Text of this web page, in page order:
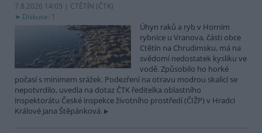
7.8.2026 14:05 | CTĚTÍN (ČTK)
Diskuse: 1
Úhyn raků a ryb v Horním
rybníce u Vranova, části obce
Ctětín na Chrudimsku, má na
svědomí nedostatek kyslíku ve
vodě. Způsobilo ho horké
počasí s minimem srážek. Podezření na otravu modrou skalicí se
nepotvrdilo, uvedla na dotaz ČTK ředitelka oblastního
inspektorátu České inspekce životního prostředí (ČIŽP) v Hradci
Králové Jana Štěpánková.